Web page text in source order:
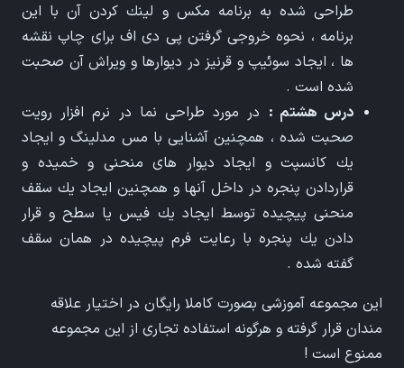
طراحی شده به برنامه مكس و لينك كردن آن با اين
برنامه ، نحوه خروجی گرفتن پی دی اف برای چاپ نقشه
ها ، ايجاد سوئيپ و قرنيز در ديوارها و ويراش آن صحبت
شده است .
درس هشتم : در مورد طراحی نما در نرم افزار رويت
صحبت شده ، همچنين آشنايی با مس مدلينگ و ايجاد
يك كانسپت و ايجاد ديوار های منحنی و خميده و
قراردادن پنجره در داخل آنها و همچنين ايجاد يك سقف
منحنی پيچيده توسط ايجاد يك فيس يا سطح و قرار
دادن يك پنجره با رعايت فرم پيچيده در همان سقف
گفته شده .
این مجموعه آموزشی بصورت کاملا رایگان در اختیار علاقه
مندان قرار گرفته و هرگونه استفاده تجاری از این مجموعه
ممنوع است !